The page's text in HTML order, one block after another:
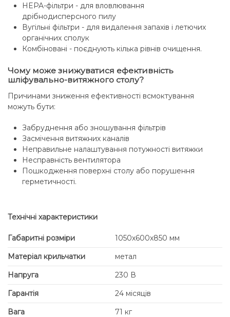
HEPA-фільтри - для вловлювання
дрібнодисперсного пилу
Вугільні фільтри - для видалення запахів і летючих
органічних сполук
Комбіновані - поєднують кілька рівнів очищення.
Чому може знижуватися ефективність
шліфувально-витяжного столу?
Причинами зниження ефективності всмоктування
можуть бути:
Забруднення або зношування фільтрів
Засмічення витяжних каналів
Неправильне налаштування потужності витяжки
Несправність вентилятора
Пошкодження поверхні столу або порушення
герметичності.
Технічні характеристики
Габаритні розміри
1050х600х850 мм
Матеріал крильчатки
метал
Напруга
230 В
Гарантія
24 місяців
Вага
71 кг